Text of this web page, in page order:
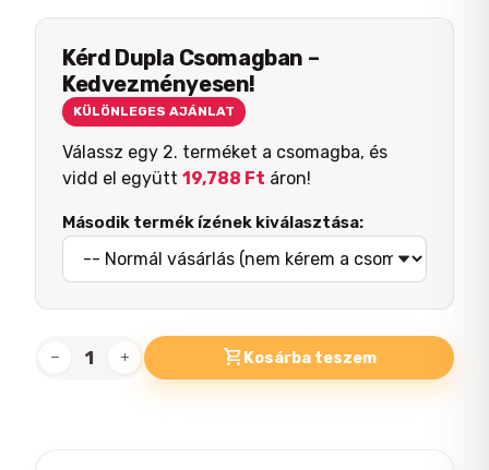
Kérd Dupla Csomagban –
Kedvezményesen!
KÜLÖNLEGES AJÁNLAT
Válassz egy 2. terméket a csomagba, és
vidd el együtt 19,788 Ft áron!
Második termék ízének kiválasztása:
Friskies
Kosárba teszem